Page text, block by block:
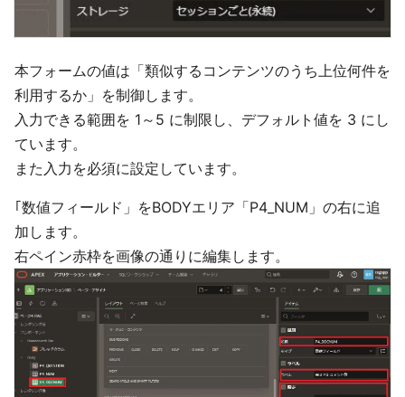
本フォームの値は「類似するコンテンツのうち上位何件を
利用するか」を制御します。
入力できる範囲を 1～5 に制限し、デフォルト値を 3 にし
ています。
また入力を必須に設定しています。
｢数値フィールド」をBODYエリア「P4_NUM」の右に追
加します。
右ペイン赤枠を画像の通りに編集します。